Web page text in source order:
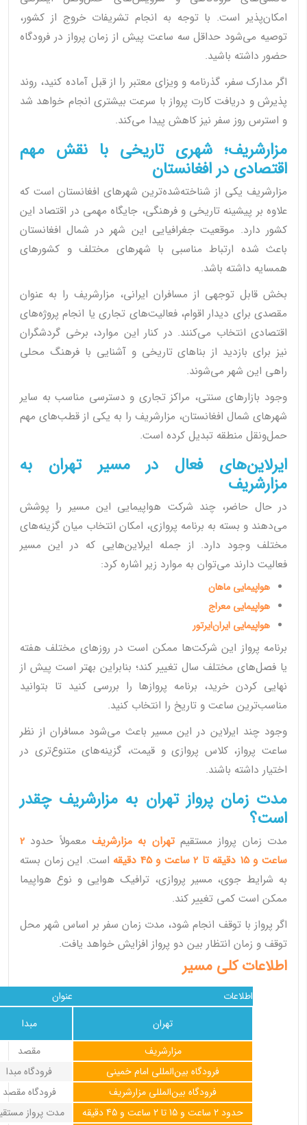
امکان‌پذیر است. با توجه به انجام تشریفات خروج از کشور،
توصیه می‌شود حداقل سه ساعت پیش از زمان پرواز در فرودگاه
حضور داشته باشید.
اگر مدارک سفر، گذرنامه و ویزای معتبر را از قبل آماده کنید، روند
پذیرش و دریافت کارت پرواز با سرعت بیشتری انجام خواهد شد
و استرس روز سفر نیز کاهش پیدا می‌کند.
مزارشریف؛ شهری تاریخی با نقش مهم
اقتصادی در افغانستان
مزارشریف یکی از شناخته‌شده‌ترین شهرهای افغانستان است که
علاوه بر پیشینه تاریخی و فرهنگی، جایگاه مهمی در اقتصاد این
کشور دارد. موقعیت جغرافیایی این شهر در شمال افغانستان
باعث شده ارتباط مناسبی با شهرهای مختلف و کشورهای
همسایه داشته باشد.
بخش قابل توجهی از مسافران ایرانی، مزارشریف را به عنوان
مقصدی برای دیدار اقوام، فعالیت‌های تجاری یا انجام پروژه‌های
اقتصادی انتخاب می‌کنند. در کنار این موارد، برخی گردشگران
نیز برای بازدید از بناهای تاریخی و آشنایی با فرهنگ محلی
راهی این شهر می‌شوند.
وجود بازارهای سنتی، مراکز تجاری و دسترسی مناسب به سایر
شهرهای شمال افغانستان، مزارشریف را به یکی از قطب‌های مهم
حمل‌ونقل منطقه تبدیل کرده است.
ایرلاین‌های فعال در مسیر تهران به
مزارشریف
در حال حاضر، چند شرکت هواپیمایی این مسیر را پوشش
می‌دهند و بسته به برنامه پروازی، امکان انتخاب میان گزینه‌های
مختلف وجود دارد. از جمله ایرلاین‌هایی که در این مسیر
فعالیت دارند می‌توان به موارد زیر اشاره کرد:
هواپیمایی ماهان
هواپیمایی معراج
هواپیمایی ایران‌ایرتور
برنامه پرواز این شرکت‌ها ممکن است در روزهای مختلف هفته
یا فصل‌های مختلف سال تغییر کند؛ بنابراین بهتر است پیش از
نهایی کردن خرید، برنامه پروازها را بررسی کنید تا بتوانید
مناسب‌ترین ساعت و تاریخ را انتخاب کنید.
وجود چند ایرلاین در این مسیر باعث می‌شود مسافران از نظر
ساعت پرواز، کلاس پروازی و قیمت، گزینه‌های متنوع‌تری در
اختیار داشته باشند.
مدت زمان پرواز تهران به مزارشریف چقدر
است؟
مدت زمان پرواز مستقیمتهران به مزارشریف معمولاً حدود 2
ساعت و 15 دقیقه تا 2 ساعت و 45 دقیقه
است. این زمان بسته
به شرایط جوی، مسیر پروازی، ترافیک هوایی و نوع هواپیما
ممکن است کمی تغییر کند.
اگر پرواز با توقف انجام شود، مدت زمان سفر بر اساس شهر محل
توقف و زمان انتظار بین دو پرواز افزایش خواهد یافت.
اطلاعات کلی مسیر
عنوان
اطلاعات
مبدا
تهران
مقصد
مزارشریف
فرودگاه مبدا
فرودگاه بین‌المللی امام خمینی
فرودگاه مقصد
فرودگاه بین‌المللی مزارشریف
مدت پرواز
حدود 2 ساعت و 15 تا 2 ساعت و 45 دقیقه